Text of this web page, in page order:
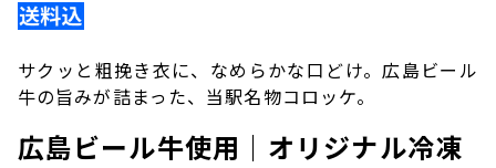
サクッと粗挽き衣に、なめらかな口どけ。広島ビール
牛の旨みが詰まった、当駅名物コロッケ。
広島ビール牛使用｜オリジナル冷凍